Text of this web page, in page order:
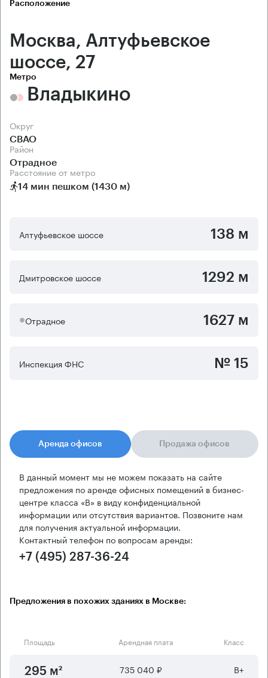
Расположение
Москва, Алтуфьевское
шоссе, 27
Метро
Владыкино
Округ
СВАО
Район
Отрадное
Расстояние от метро
14 мин пешком (1430 м)
Алтуфьевское шоссе 138 м
Дмитровское шоссе 1292 м
Отрадное 1627 м
Инспекция ФНС № 15
Аренда офисов Продажа офисов
В данный момент мы не можем показать на сайте
предложения по аренде офисных помещений в бизнес-
центре класса «B» в виду конфиденциальной
информации или отсутствия вариантов. Позвоните нам
для получения актуальной информации.
Контактный телефон по вопросам аренды:
+7 (495) 287-36-24
Предложения в похожих зданиях в Москве:
Площадь Арендная плата Класс
295 м² 735 040 ₽ B+